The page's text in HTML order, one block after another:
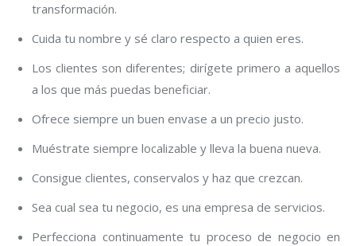
transformación.
Cuida tu nombre y sé claro respecto a quien eres.
Los clientes son diferentes; dirígete primero a aquellos
a los que más puedas beneficiar.
Ofrece siempre un buen envase a un precio justo.
Muéstrate siempre localizable y lleva la buena nueva.
Consigue clientes, conservalos y haz que crezcan.
Sea cual sea tu negocio, es una empresa de servicios.
Perfecciona continuamente tu proceso de negocio en